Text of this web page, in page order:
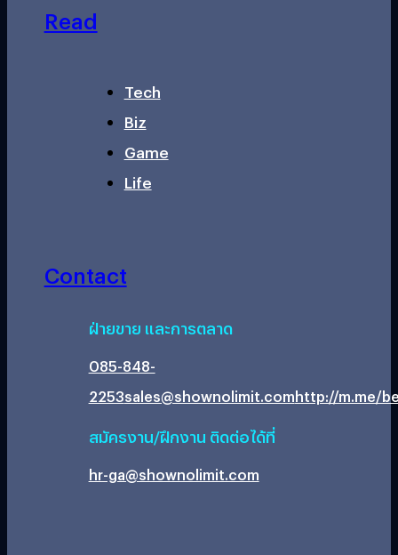
Read
Tech
Biz
Game
Life
Contact
ฝ่ายขาย และการตลาด
085-848-
2253sales@shownolimit.comhttp://m.me/
สมัครงาน/ฝึกงาน ติดต่อได้ที่
hr-ga@shownolimit.com